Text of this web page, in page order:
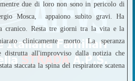
due di loro non sono in pericolo di
Mosca, appaiono subito gravi. Ha
cranico. Resta tre giorni tra la vita e la
clinicamente morto. La speranza
distrutta all'improvviso dalla notizia che
staccata la spina del respiratore scatena